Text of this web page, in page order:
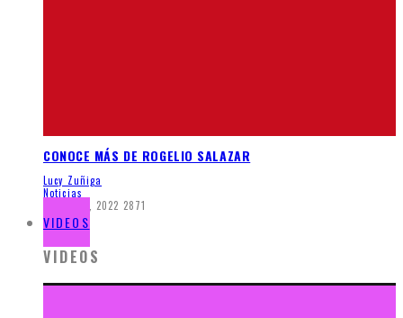
CONOCE MÁS DE ROGELIO SALAZAR
Lucy Zuñiga
Noticias
marzo 16, 2022 2871
VIDEOS
VIDEOS